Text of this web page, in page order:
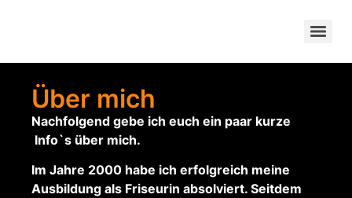
Über mich
Nachfolgend gebe ich euch ein paar kurze
Info`s über mich.
Im Jahre 2000 habe ich erfolgreich meine
Ausbildung als Friseurin absolviert. Seitdem